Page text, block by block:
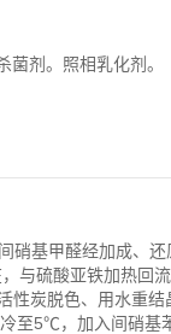
剂。照相乳化剂。
基甲醛经加成、
与硫酸亚铁加热回
炭脱色、用水重
至5℃，加入间硝